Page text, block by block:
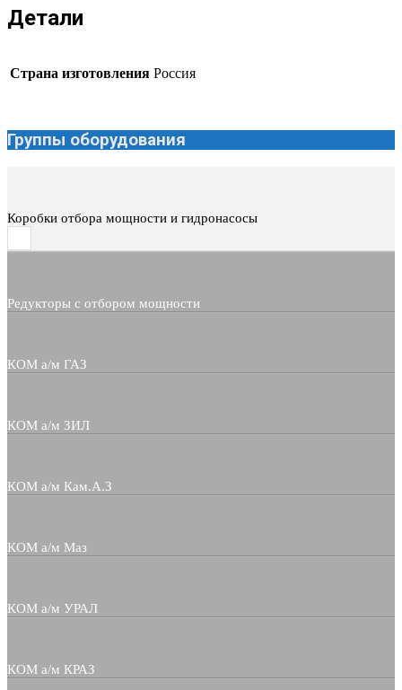
Детали
Страна изготовления Россия
Группы оборудования
Коробки отбора мощности и гидронасосы
Редукторы с отбором мощности
КОМ а/м ГАЗ
КОМ а/м ЗИЛ
КОМ а/м Кам.А.З
КОМ а/м Маз
КОМ а/м УРАЛ
КОМ а/м КРАЗ